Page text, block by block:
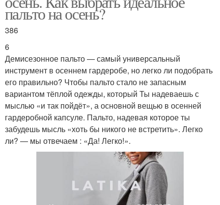
пальто на осень?
386
6
Демисезонное пальто — самый универсальный
инструмент в осеннем гардеробе, но легко ли подобрать
его правильно? Чтобы пальто стало не запасным
вариантом тёплой одежды, который Ты надеваешь с
мыслью «и так пойдёт», а основной вещью в осенней
гардеробной капсуле. Пальто, надевая которое ты
забудешь мысль «хоть бы никого не встретить». Легко
ли? — мы отвечаем : «Да! Легко!».